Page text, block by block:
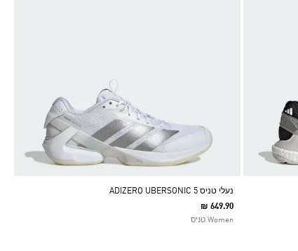
נעלי טניס ADIZERO UBERSONIC 5
₪ 649.90
Women טניס